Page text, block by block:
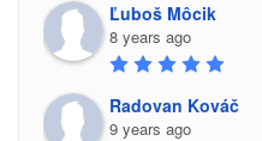
Ľuboš Môcik
8 years ago
Radovan Kováč
9 years ago